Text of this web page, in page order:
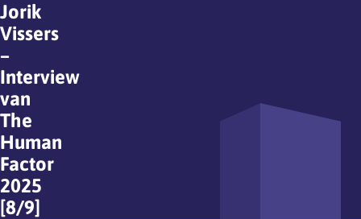
Jorik
Vissers
–
Interview
van
The
Human
Factor
2025
[8/9]